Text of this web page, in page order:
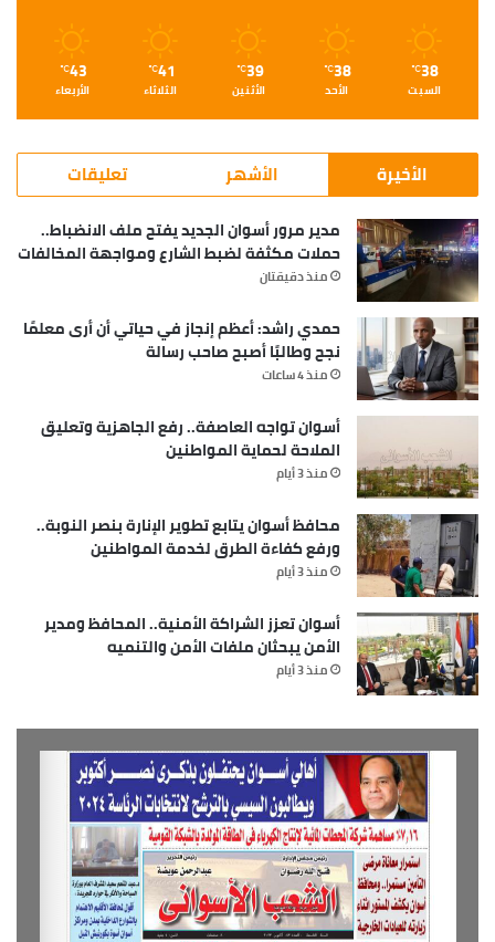
38
℃
السبت
38
℃
الأحد
39
℃
الأثنين
41
℃
الثلاثاء
43
℃
الأربعاء
الأخيرة الأشهر تعليقات
مدير مرور أسوان الجديد يفتح ملف الانضباط..
حملات مكثفة لضبط الشارع ومواجهة المخالفات
منذ دقيقتان
حمدي راشد: أعظم إنجاز في حياتي أن أرى معلمًا
نجح وطالبًا أصبح صاحب رسالة
منذ 4 ساعات
أسوان تواجه العاصفة.. رفع الجاهزية وتعليق
الملاحة لحماية المواطنين
منذ 3 أيام
محافظ أسوان يتابع تطوير الإنارة بنصر النوبة..
ورفع كفاءة الطرق لخدمة المواطنين
منذ 3 أيام
أسوان تعزز الشراكة الأمنية.. المحافظ ومدير
الأمن يبحثان ملفات الأمن والتنميه
منذ 3 أيام